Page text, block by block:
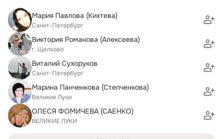
Мария Павлова (Кихтева)
Санкт-Петербург
Виктория Романова (Алексеева)
г. Щелково
Виталий Сухоруков
Санкт-Петербург
Марина Панченкова (Степченкова)
Великие Луки
ОЛЕСЯ ФОМИЧЕВА (САЕНКО)
ВЕЛИКИЕ ЛУКИ